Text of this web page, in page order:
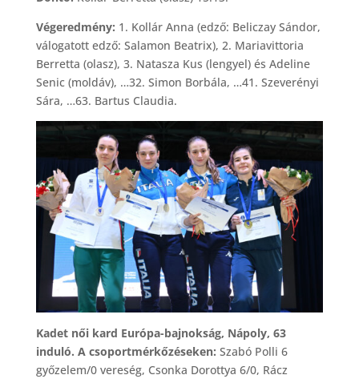
Végeredmény: 1. Kollár Anna (edző: Beliczay Sándor,
válogatott edző: Salamon Beatrix), 2. Mariavittoria
Berretta (olasz), 3. Natasza Kus (lengyel) és Adeline
Senic (moldáv), …32. Simon Borbála, …41. Szeverényi
Sára, …63. Bartus Claudia.
Kadet női kard Európa-bajnokság, Nápoly, 63
induló. A csoportmérkőzéseken: Szabó Polli 6
győzelem/0 vereség, Csonka Dorottya 6/0, Rácz